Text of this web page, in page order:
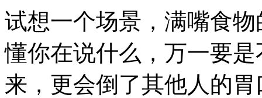
试想一个场景，满嘴食
懂你在说什么，万一要
来，更会倒了其他人的